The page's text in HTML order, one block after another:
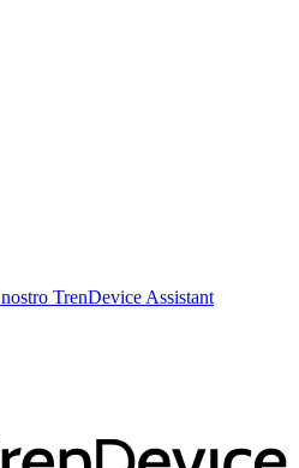
TrenDevice Assistant